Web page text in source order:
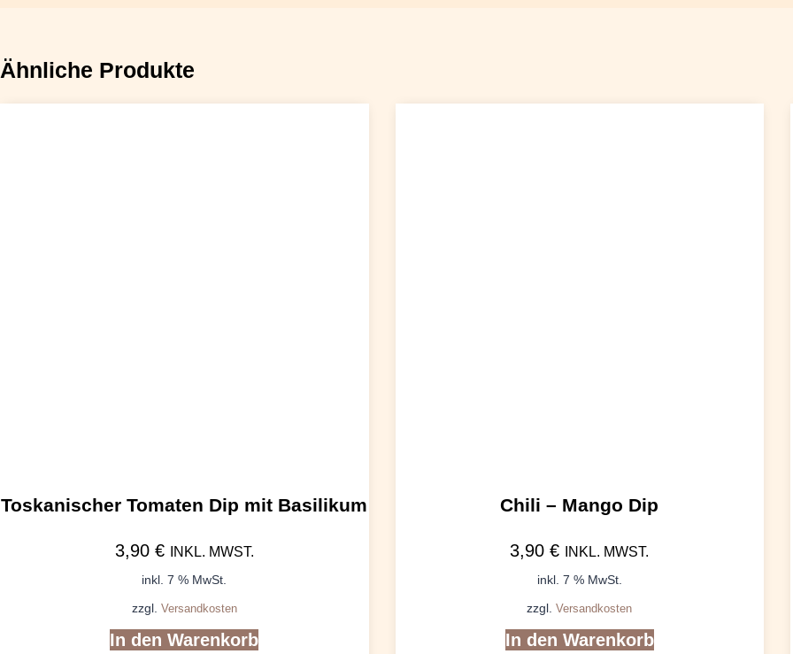
Ähnliche Produkte
Toskanischer Tomaten Dip mit Basilikum
3,90 € INKL. MWST.
inkl. 7 % MwSt.
zzgl. Versandkosten
In den Warenkorb
Chili – Mango Dip
3,90€ INKL. MWST.
inkl. 7 % MwSt.
zzgl.Versandkosten
In den Warenkorb